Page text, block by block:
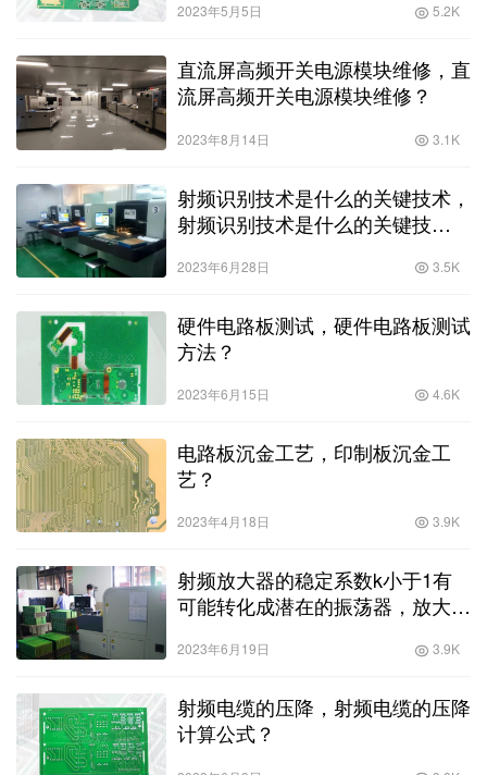
2023年5月5日 5.2K
直流屏高频开关电源模块维修，直
流屏高频开关电源模块维修？
2023年8月14日 3.1K
射频识别技术是什么的关键技术，
射频识别技术是什么的关键技
2023年6月28日 3.5K
硬件电路板测试，硬件电路板测试
方法？
2023年6月15日 4.6K
电路板沉金工艺，印制板沉金工
艺？
2023年4月18日 3.9K
射频放大器的稳定系数k小于1有
可能转化成潜在的振荡器，放大器
2023年6月19日 3.9K
射频电缆的压降，射频电缆的压降
计算公式？